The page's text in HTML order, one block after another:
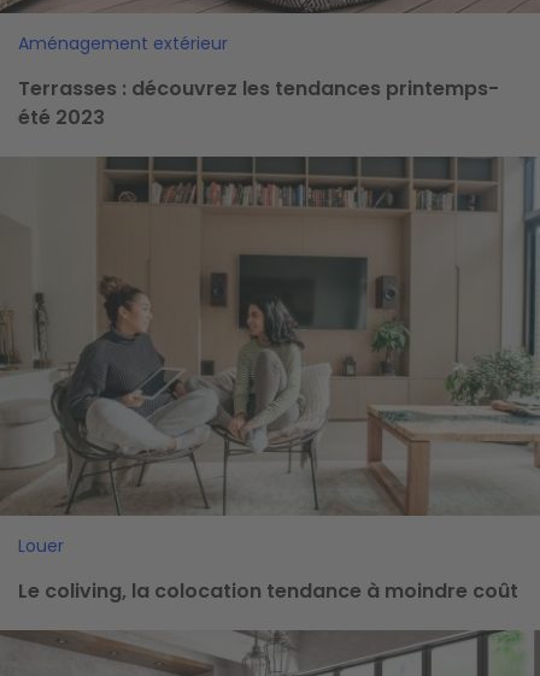
Aménagement extérieur
Terrasses : découvrez les tendances printemps-
été 2023
Louer
Le coliving, la colocation tendance à moindre coût
Image